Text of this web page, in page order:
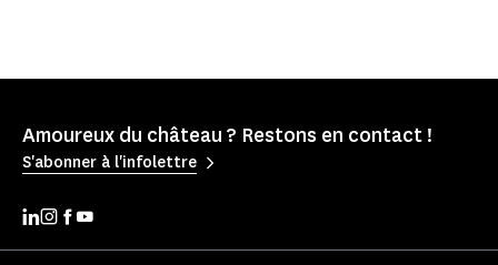
Amoureux du château ? Restons en contact !
S'abonner à l'infolettre